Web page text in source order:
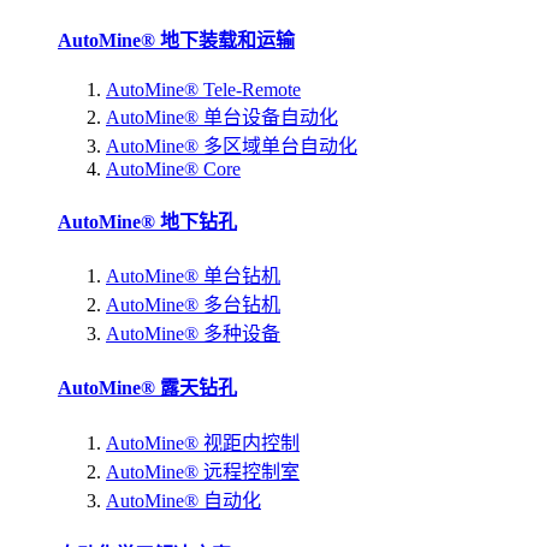
AutoMine® 地下装载和运输
AutoMine® Tele-Remote
AutoMine® 单台设备自动化
AutoMine® 多区域单台自动化
AutoMine® Core
AutoMine® 地下钻孔
AutoMine® 单台钻机
AutoMine® 多台钻机
AutoMine® 多种设备
AutoMine® 露天钻孔
AutoMine® 视距内控制
AutoMine® 远程控制室
AutoMine® 自动化